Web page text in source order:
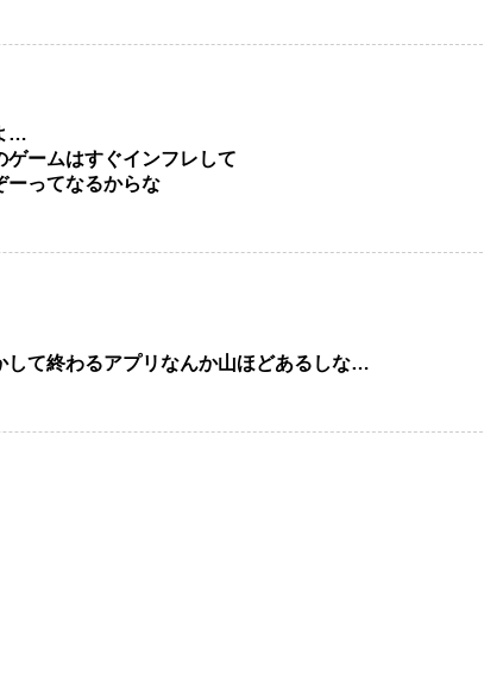
…
ームはすぐインフレして
ーってなるからな
して終わるアプリなんか山ほどあるしな…